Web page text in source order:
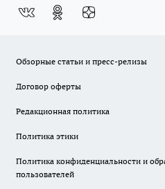
Обзорные статьи и пресс-релизы
Договор оферты
Редакционная политика
Политика этики
Политика конфиденциальности и
пользователей